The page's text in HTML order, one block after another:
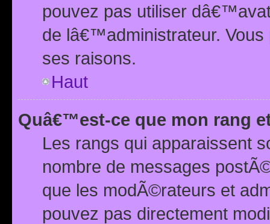
pouvez pas utiliser
de lâ€™administrateur.
ses raisons.
Haut
Quâ€™est-ce que mon rang
Les rangs qui apparaissent
nombre de messages
que les modÃ©rateurs et
pouvez pas directement